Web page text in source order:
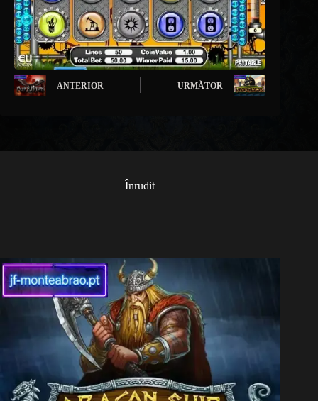
ANTERIOR URMĂTOR
Înrudit